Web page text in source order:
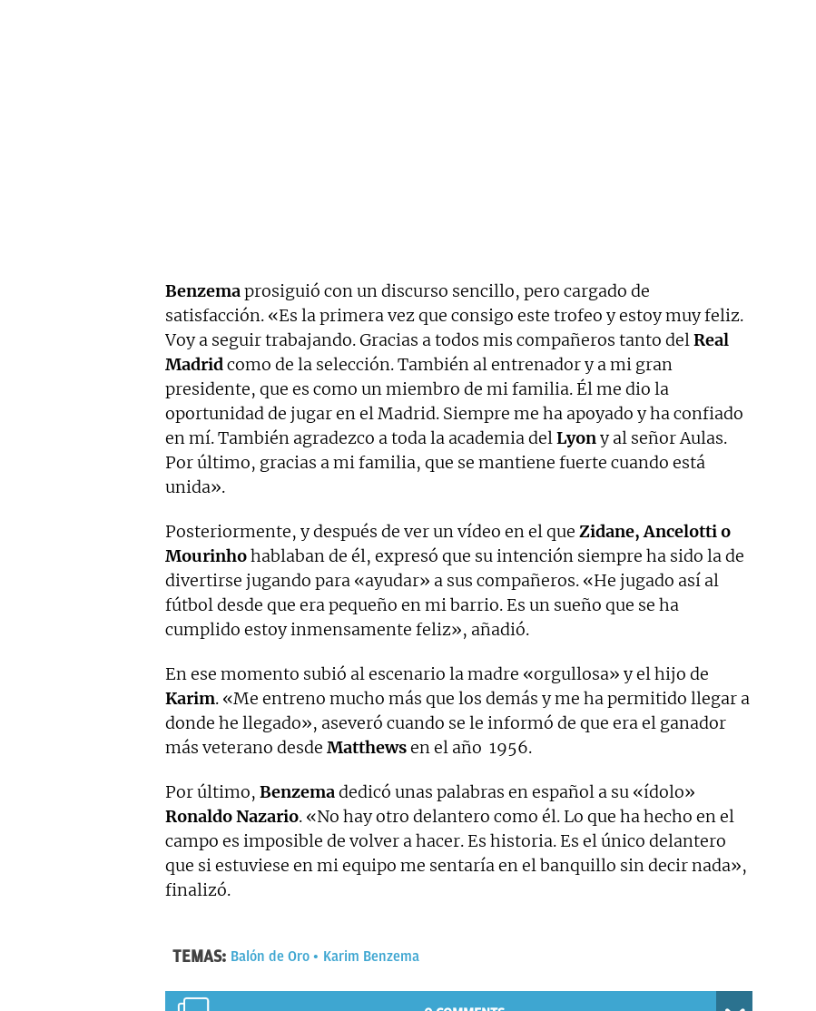
Benzemaprosiguió con un discurso sencillo, pero cargado de
satisfacción. «Es la primera vez que consigo este trofeo y estoy muy feliz.
Voy a seguir trabajando. Gracias a todos mis compañeros tanto delReal
Madridcomo de la selección. También al entrenador y a mi gran
presidente, que es como un miembro de mi familia. Él me dio la
oportunidad de jugar en el Madrid. Siempre me ha apoyado y ha confiado
en mí. También agradezco a toda la academia delLyony al señor Aulas.
Por último, gracias a mi familia, que se mantiene fuerte cuando está
unida».
Posteriormente, y después de ver un vídeo en el que Zidane, Ancelotti o
Mourinhohablaban de él, expresó que su intención siempre ha sido la de
divertirse jugando para «ayudar» a sus compañeros. «He jugado así al
fútbol desde que era pequeño en mi barrio. Es un sueño que se ha
cumplido estoy inmensamente feliz», añadió.
En ese momento subió al escenario la madre «orgullosa» y el hijo de
Karim. «Me entreno mucho más que los demás y me ha permitido llegar a
donde he llegado», aseveró cuando se le informó de que era el ganador
más veterano desde Matthewsen el año 1956.
Por último, Benzemadedicó unas palabras en español a su «ídolo»
Ronaldo Nazario. «No hay otro delantero como él. Lo que ha hecho en el
campo es imposible de volver a hacer. Es historia. Es el único delantero
que si estuviese en mi equipo me sentaría en el banquillo sin decir nada»,
finalizó.
TEMAS: Balón de Oro Karim Benzema